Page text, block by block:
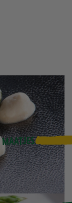
maatjes